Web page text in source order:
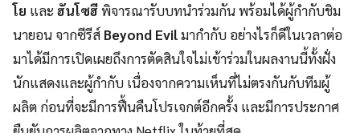
โย และ ฮันโซฮีพิจารณารับบทนำร่วมกัน พร้อมได้ผู้กำกับชิม
นายอน จากซีรีส์ Beyond Evilมากำกับ อย่างไรก็ดีในเวลาต่อ
มาได้มีการเปิดเผยถึงการตัดสินใจไม่เข้าร่วมในผลงานนี้ทั้งฝั่ง
นักแสดงและผู้กำกับ เนื่องจากความเห็นที่ไม่ตรงกันกับทีมผู้
ผลิต ก่อนที่จะมีการฟื้นคืนโปรเจกต์อีกครั้ง และมีการประกาศ